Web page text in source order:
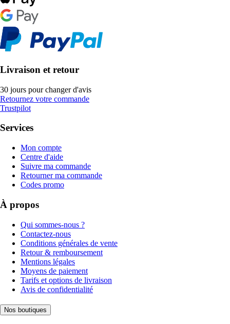
Livraison et retour
30 jours pour changer d'avis
Retournez votre commande
Trustpilot
Services
Mon compte
Centre d'aide
Suivre ma commande
Retourner ma commande
Codes promo
À propos
Qui sommes-nous ?
Contactez-nous
Conditions générales de vente
Retour & remboursement
Mentions légales
Moyens de paiement
Tarifs et options de livraison
Avis de confidentialité
Nos boutiques